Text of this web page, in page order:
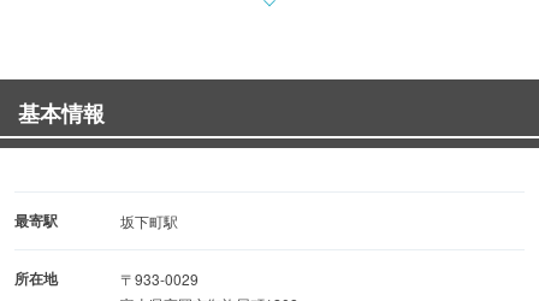
がオススメ！
自慢の逸品料理の数々が楽しめます。
・ふくろうプラン 5,000円 ＜8品＞
・和風ふくろうプラン 5,500円 ＜8品＞
基本情報
最寄駅 坂下町駅
所在地
〒933-0029